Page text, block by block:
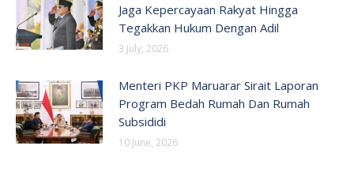
Jaga Kepercayaan Rakyat Hingga
Tegakkan Hukum Dengan Adil
3 July, 2026
Menteri PKP Maruarar Sirait Laporan
Program Bedah Rumah Dan Rumah
Subsididi
10 June, 2026